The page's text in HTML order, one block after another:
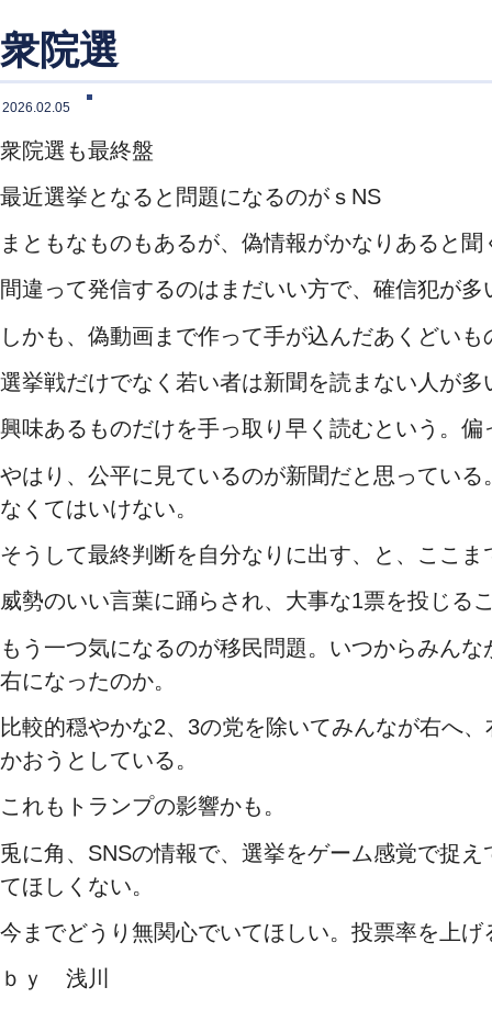
衆院選
2026.02.05
衆院選も最終盤
最近選挙となると問題になるのがｓNS
まともなものもあるが、偽情報がかなりあると聞
間違って発信するのはまだいい方で、確信犯が多
しかも、偽動画まで作って手が込んだあくどい
選挙戦だけでなく若い者は新聞を読まない人が
興味あるものだけを手っ取り早く読むという。偏
やはり、公平に見ているのが新聞だと思ってい
なくてはいけない。
そうして最終判断を自分なりに出す、と、ここま
威勢のいい言葉に踊らされ、大事な1票を投じる
もう一つ気になるのが移民問題。いつからみん
右になったのか。
比較的穏やかな2、3の党を除いてみんなが右へ
かおうとしている。
これもトランプの影響かも。
兎に角、SNSの情報で、選挙をゲーム感覚で捉
てほしくない。
今までどうり無関心でいてほしい。投票率を上げ
ｂｙ 浅川